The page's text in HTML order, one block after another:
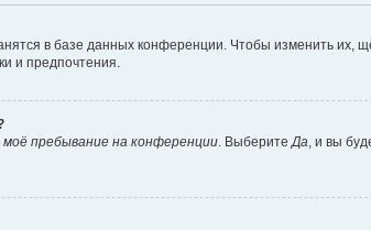
в базе данных конференции. Чтобы изменить их,
и предпочтения.
пребывание на конференции. ВыберитеДа, и вы